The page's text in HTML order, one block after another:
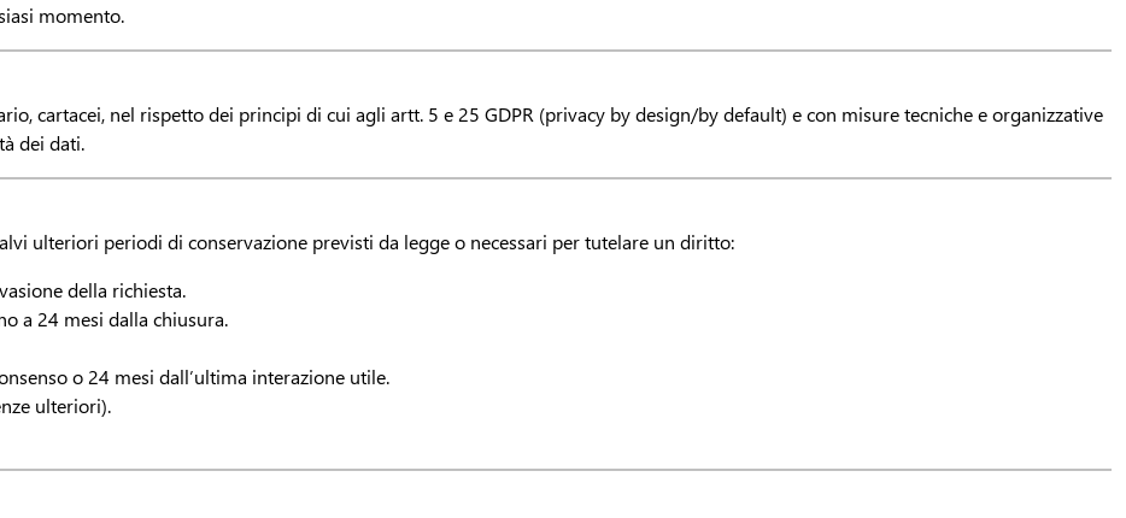
momento.
cartacei, nel rispetto dei principi di cui agli artt. 5 e 25 GDPR (privacy by design/by default) e con misure tecniche e organizzative
dei dati.
ulteriori periodi di conservazione previsti da legge o necessari per tutelare un diritto:
della richiesta.
a 24 mesi dalla chiusura.
o 24 mesi dall’ultima interazione utile.
ulteriori).